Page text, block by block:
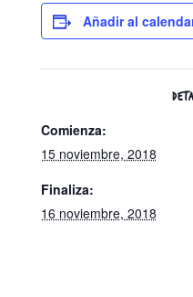
Añadir al
Comienza:
15 noviembre, 2018
Finaliza:
16 noviembre, 2018